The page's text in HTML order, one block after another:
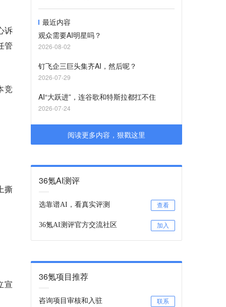
诉
管
竞
撕
宣
最近内容
观众需要AI明星吗？
2026-08-02
钉飞企三巨头集齐AI，然后呢？
2026-07-29
AI“大跃进”，连谷歌和特斯拉都扛不住
2026-07-24
阅读更多内容，狠戳这里
36氪AI测评
选靠谱AI，看真实评测 查看
36氪AI测评官方交流社区 加入
36氪项目推荐
咨询项目审核和入驻 联系